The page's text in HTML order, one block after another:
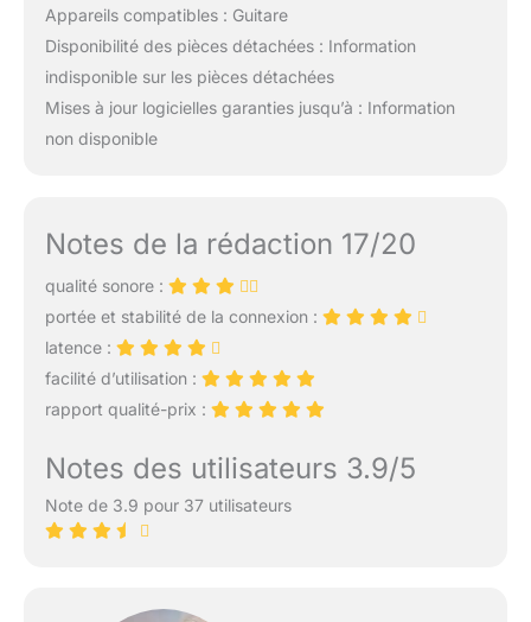
Appareils compatibles : Guitare
Disponibilité des pièces détachées : Information
indisponible sur les pièces détachées
Mises à jour logicielles garanties jusqu’à : Information
non disponible
Notes de la rédaction 17/20
qualité sonore :
portée et stabilité de la connexion :
latence :
facilité d’utilisation :
rapport qualité-prix :
Notes des utilisateurs 3.9/5
Note de 3.9 pour 37 utilisateurs